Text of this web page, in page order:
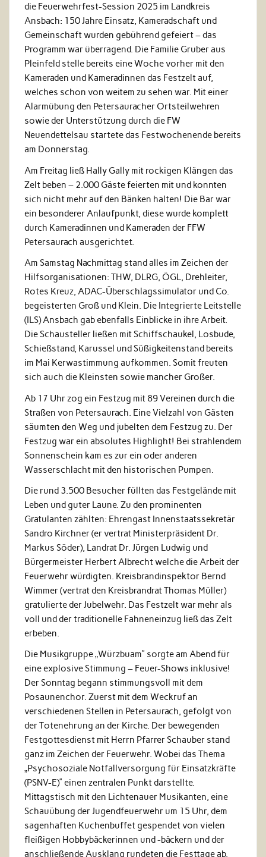
die Feuerwehrfest-Session 2025 im Landkreis
Ansbach: 150 Jahre Einsatz, Kameradschaft und
Gemeinschaft wurden gebührend gefeiert – das
Programm war überragend. Die Familie Gruber aus
Pleinfeld stelle bereits eine Woche vorher mit den
Kameraden und Kameradinnen das Festzelt auf,
welches schon von weitem zu sehen war. Mit einer
Alarmübung den Petersauracher Ortsteilwehren
sowie der Unterstützung durch die FW
Neuendettelsau startete das Festwochenende bereits
am Donnerstag.
Am Freitag ließ Hally Gally mit rockigen Klängen das
Zelt beben – 2.000 Gäste feierten mit und konnten
sich nicht mehr auf den Bänken halten! Die Bar war
ein besonderer Anlaufpunkt, diese wurde komplett
durch Kameradinnen und Kameraden der FFW
Petersaurach ausgerichtet.
Am Samstag Nachmittag stand alles im Zeichen der
Hilfsorganisationen: THW, DLRG, ÖGL, Drehleiter,
Rotes Kreuz, ADAC-Überschlagssimulator und Co.
begeisterten Groß und Klein. Die Integrierte Leitstelle
(ILS) Ansbach gab ebenfalls Einblicke in ihre Arbeit.
Die Schausteller ließen mit Schiffschaukel, Losbude,
Schießstand, Karussel und Süßigkeitenstand bereits
im Mai Kerwastimmung aufkommen. Somit freuten
sich auch die Kleinsten sowie mancher Großer.
Ab 17 Uhr zog ein Festzug mit 89 Vereinen durch die
Straßen von Petersaurach. Eine Vielzahl von Gästen
säumten den Weg und jubelten dem Festzug zu. Der
Festzug war ein absolutes Highlight! Bei strahlendem
Sonnenschein kam es zur ein oder anderen
Wasserschlacht mit den historischen Pumpen.
Die rund 3.500 Besucher füllten das Festgelände mit
Leben und guter Laune. Zu den prominenten
Gratulanten zählten: Ehrengast Innenstaatssekretär
Sandro Kirchner (er vertrat Ministerpräsident Dr.
Markus Söder), Landrat Dr. Jürgen Ludwig und
Bürgermeister Herbert Albrecht welche die Arbeit der
Feuerwehr würdigten. Kreisbrandinspektor Bernd
Wimmer (vertrat den Kreisbrandrat Thomas Müller)
gratulierte der Jubelwehr. Das Festzelt war mehr als
voll und der traditionelle Fahneneinzug ließ das Zelt
erbeben.
Die Musikgruppe „Würzbuam” sorgte am Abend für
eine explosive Stimmung – Feuer-Shows inklusive!
Der Sonntag begann stimmungsvoll mit dem
Posaunenchor. Zuerst mit dem Weckruf an
verschiedenen Stellen in Petersaurach, gefolgt von
der Totenehrung an der Kirche. Der bewegenden
Festgottesdienst mit Herrn Pfarrer Schauber stand
ganz im Zeichen der Feuerwehr. Wobei das Thema
„Psychosoziale Notfallversorgung für Einsatzkräfte
(PSNV-E)” einen zentralen Punkt darstellte.
Mittagstisch mit den Lichtenauer Musikanten, eine
Schauübung der Jugendfeuerwehr um 15 Uhr, dem
sagenhaften Kuchenbuffet gespendet von vielen
fleißigen Hobbybäckerinnen und -bäckern und der
anschließende Ausklang rundeten die Festtage ab.